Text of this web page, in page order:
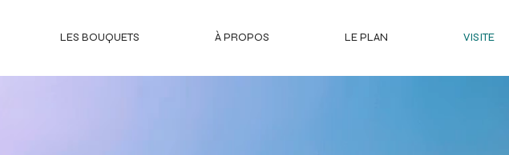
LES BOUQUETS À PROPOS LE PLAN VISITE